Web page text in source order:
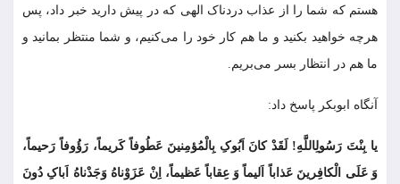
هستم که شما را از عذاب دردناک الهى که در پیش دارید خبر داد، پس
هرچه خواهید بکنید و ما هم کار خود را مى‏‌کنیم، و شما منتظر بمانید و
ما هم در انتظار بسر مى‌‏بریم.
آنگاه ابوبکر پاسخ داد:
یا بِنْتَ رَسُولِ‏اللَّهِ! لَقَدْ کانَ اَبُوکِ بِالْمُؤمِنینَ عَطُوفاً کَریماً، رَؤُوفاً رَحیماً،
وَ عَلَى الْکافِرینَ عَذاباً اَلیماً وَ عِقاباً عَظیماً، اِنْ عَزَوْناهُ وَجَدْناهُ اَباکِ دُونَ